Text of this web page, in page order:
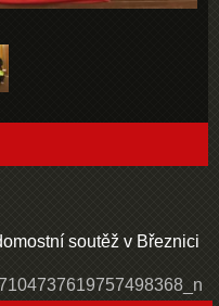
soutěž v Březnici